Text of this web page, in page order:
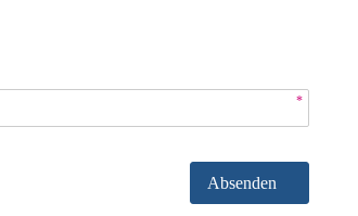
*
Absenden